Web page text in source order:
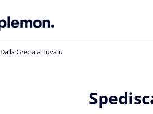
Dalla Grecia a Tuvalu